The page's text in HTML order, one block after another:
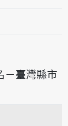
－臺灣縣市